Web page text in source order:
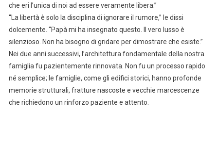
che eri l’unica di noi ad essere veramente libera.”
“La libertà è solo la disciplina di ignorare il rumore,” le dissi
dolcemente. “Papà mi ha insegnato questo. Il vero lusso è
silenzioso. Non ha bisogno di gridare per dimostrare che esiste.”
Nei due anni successivi, l’architettura fondamentale della nostra
famiglia fu pazientemente rinnovata. Non fu un processo rapido
né semplice; le famiglie, come gli edifici storici, hanno profonde
memorie strutturali, fratture nascoste e vecchie marcescenze
che richiedono un rinforzo paziente e attento.